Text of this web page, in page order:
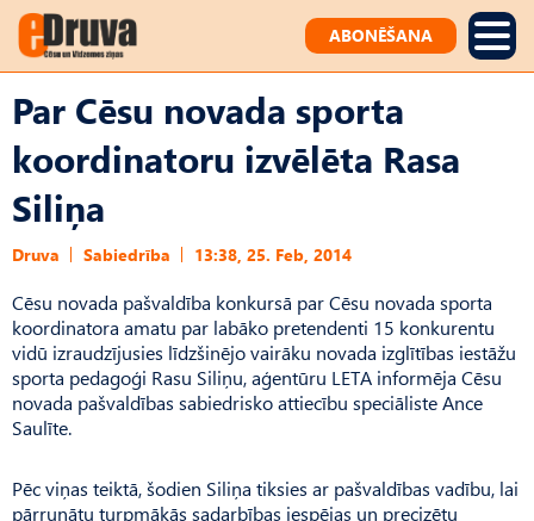
ABONĒŠANA
Par Cēsu novada sporta
koordinatoru izvēlēta Rasa
Siliņa
Druva Sabiedrība 13:38, 25. Feb, 2014
Cēsu novada pašvaldība konkursā par Cēsu novada sporta
koordinatora amatu par labāko pretendenti 15 konkurentu
vidū izraudzījusies līdzšinējo vairāku novada izglītības iestāžu
sporta pedagoģi Rasu Siliņu, aģentūru LETA informēja Cēsu
novada pašvaldības sabiedrisko attiecību speciāliste Ance
Saulīte.
Pēc viņas teiktā, šodien Siliņa tiksies ar pašvaldības vadību, lai
pārrunātu turpmākās sadarbības iespējas un precizētu